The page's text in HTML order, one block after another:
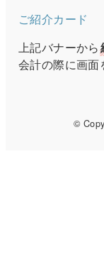
ご紹介カード
上記バナーから
会計の際に画面
©